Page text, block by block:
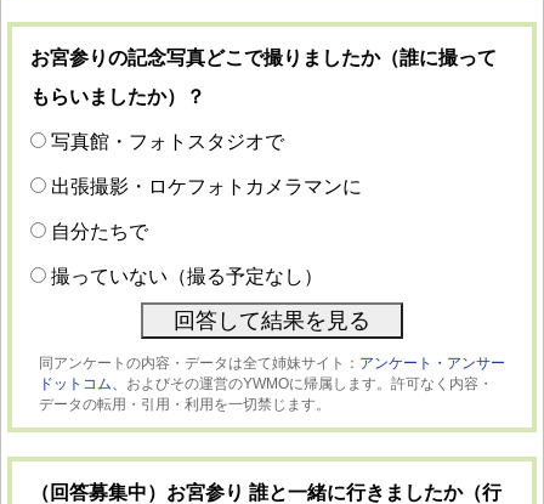
お宮参りの記念写真どこで撮りましたか（誰に撮って
もらいましたか）？
写真館・フォトスタジオで
出張撮影・ロケフォトカメラマンに
自分たちで
撮っていない（撮る予定なし）
同アンケートの内容・データは全て姉妹サイト： アンケート・アンサー
ドットコム、 およびその運営のYWMOに帰属します。許可なく内容・
データの転用・引用・利用を一切禁じます。
（回答募集中）お宮参り 誰と一緒に行きましたか（行